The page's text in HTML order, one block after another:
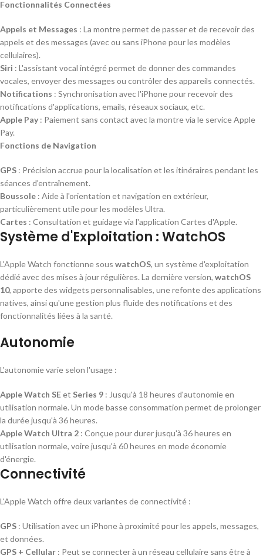
Fonctionnalités Connectées
Appels et Messages : La montre permet de passer et de recevoir des
appels et des messages (avec ou sans iPhone pour les modèles
cellulaires).
Siri : L'assistant vocal intégré permet de donner des commandes
vocales, envoyer des messages ou contrôler des appareils connectés.
Notifications : Synchronisation avec l'iPhone pour recevoir des
notifications d'applications, emails, réseaux sociaux, etc.
Apple Pay : Paiement sans contact avec la montre via le service Apple
Pay.
Fonctions de Navigation
GPS : Précision accrue pour la localisation et les itinéraires pendant les
séances d'entraînement.
Boussole : Aide à l'orientation et navigation en extérieur,
particulièrement utile pour les modèles Ultra.
Cartes : Consultation et guidage via l'application Cartes d'Apple.
Système d'Exploitation : WatchOS
L'Apple Watch fonctionne sous watchOS, un système d'exploitation
dédié avec des mises à jour régulières. La dernière version, watchOS
10, apporte des widgets personnalisables, une refonte des applications
natives, ainsi qu'une gestion plus fluide des notifications et des
fonctionnalités liées à la santé.
Autonomie
L'autonomie varie selon l'usage :
Apple Watch SEet Series 9 : Jusqu'à 18 heures d'autonomie en
utilisation normale. Un mode basse consommation permet de prolonger
la durée jusqu'à 36 heures.
Apple Watch Ultra 2 : Conçue pour durer jusqu'à 36 heures en
utilisation normale, voire jusqu'à 60 heures en mode économie
d'énergie.
Connectivité
L'Apple Watch offre deux variantes de connectivité :
GPS : Utilisation avec un iPhone à proximité pour les appels, messages,
et données.
GPS + Cellular : Peut se connecter à un réseau cellulaire sans être à